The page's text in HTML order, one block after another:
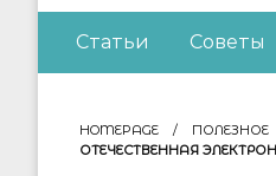
Все
Статьи Советы
HOMEPAGE
ПОЛЕЗНОЕ
ОТЕЧЕСТВЕННАЯ